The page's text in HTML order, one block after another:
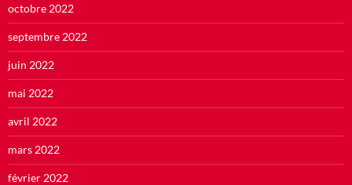
octobre 2022
septembre 2022
juin 2022
mai 2022
avril 2022
mars 2022
février 2022